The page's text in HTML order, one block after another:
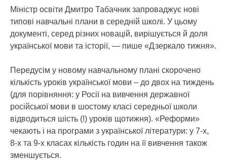
Міністр освіти Дмитро Табачник запроваджує нові
типові навчальні плани в середній школі. У цьому
документі, серед різних новацій, вирішується й доля
української мови та історії, — пише «Дзеркало тижня».
Передусім у новому навчальному плані скорочено
кількість уроків української мови – до двох на тиждень
(для порівняння: у Росії на вивчення державної
російської мови в шостому класі середньої школи
відводиться шість (!) уроків щотижня). «Реформи»
чекають і на програми з української літератури: у 7-х,
8-х та 9-х класах кількість годин на її вивчення також
зменшується.